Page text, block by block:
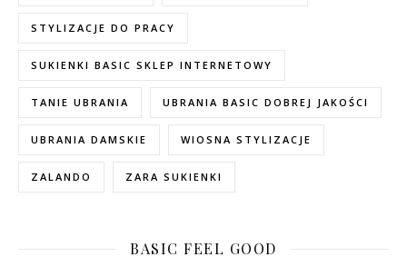
STYLIZACJE DO PRACY
SUKIENKI BASIC SKLEP INTERNETOWY
TANIE UBRANIA UBRANIA BASIC DOBREJ JAKOŚCI
UBRANIA DAMSKIE WIOSNA STYLIZACJE
ZALANDO ZARA SUKIENKI
BASIC FEEL GOOD